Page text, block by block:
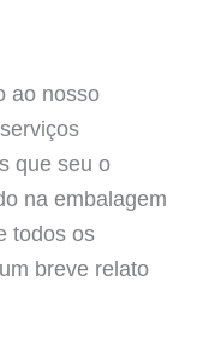
ao nosso
que seu o
na embalagem
todos os
breve relato